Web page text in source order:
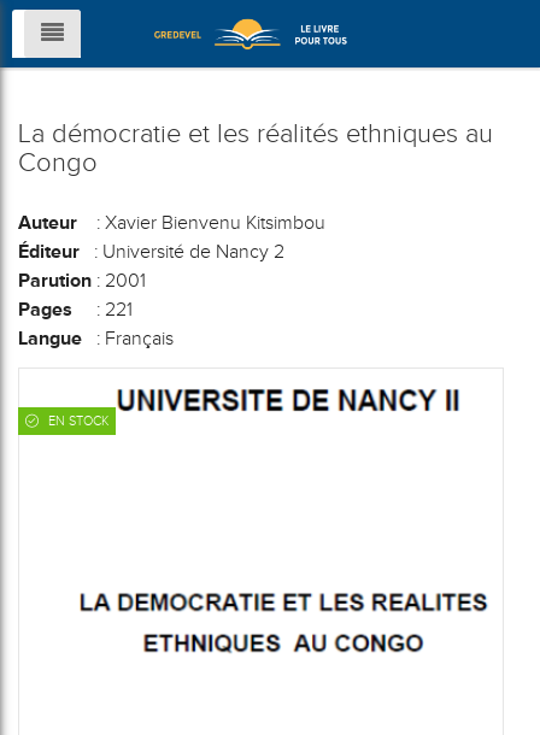
La démocratie et les réalités ethniques au
Congo
Auteur : Xavier Bienvenu Kitsimbou
Éditeur : Université de Nancy 2
Parution : 2001
Pages : 221
Langue : Français
EN STOCK